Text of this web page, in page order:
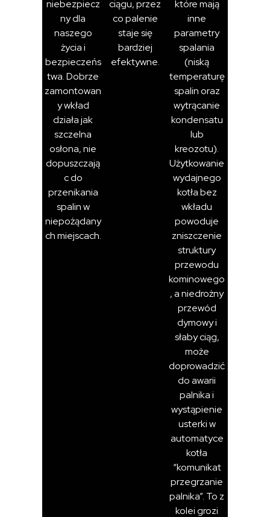
niebezpiecz
ny dla
naszego
życia i
bezpieczeńs
twa. Dobrze
zamontowan
y wkład
działa jak
szczelna
osłona, nie
dopuszczają
c do
przenikania
spalin w
niepożądany
ch miejscach.
ciągu, przez
co palenie
staje się
bardziej
efektywne.
które mają
inne
parametry
spalania
(niską
temperaturę
spalin oraz
wytrącanie
kondensatu
lub
kreozotu).
Użytkowanie
wydajnego
kotła bez
wkładu
powoduje
zniszczenie
struktury
przewodu
kominowego
, a niedrożny
przewód
dymowy i
słaby ciąg,
może
doprowadzić
do awarii
palnika i
wystąpienie
usterki w
automatyce
kotła
“komunikat
przegrzanie
palnika”. To z
kolei grozi